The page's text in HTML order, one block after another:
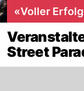
«Voller
Street